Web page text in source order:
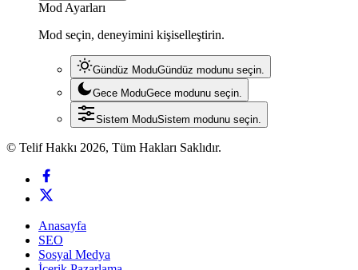
Mod Ayarları
Mod seçin, deneyimini kişiselleştirin.
Gündüz ModuGündüz modunu seçin.
Gece ModuGece modunu seçin.
Sistem ModuSistem modunu seçin.
© Telif Hakkı 2026, Tüm Hakları Saklıdır.
Anasayfa
SEO
Sosyal Medya